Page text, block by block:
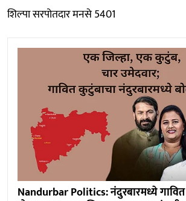
शिल्पा सरपोतदार मनसे 5401
Nandurbar Politics: नंदुरबारमध्ये